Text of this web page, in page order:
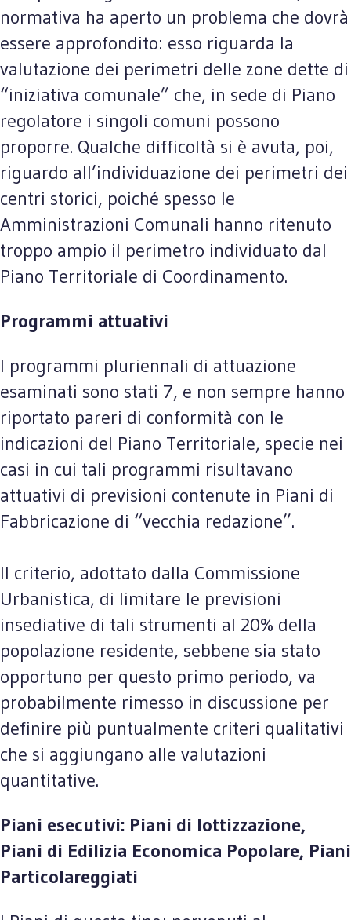
normativa ha aperto un problema che dovrà
essere approfondito: esso riguarda la
valutazione dei perimetri delle zone dette di
“iniziativa comunale” che, in sede di Piano
regolatore i singoli comuni possono
proporre. Qualche difficoltà si è avuta, poi,
riguardo all’individuazione dei perimetri dei
centri storici, poiché spesso le
Amministrazioni Comunali hanno ritenuto
troppo ampio il perimetro individuato dal
Piano Territoriale di Coordinamento.
Programmi attuativi
I programmi pluriennali di attuazione
esaminati sono stati 7, e non sempre hanno
riportato pareri di conformità con le
indicazioni del Piano Territoriale, specie nei
casi in cui tali programmi risultavano
attuativi di previsioni contenute in Piani di
Fabbricazione di “vecchia redazione”.
Il criterio, adottato dalla Commissione
Urbanistica, di limitare le previsioni
insediative di tali strumenti al 20% della
popolazione residente, sebbene sia stato
opportuno per questo primo periodo, va
probabilmente rimesso in discussione per
definire più puntualmente criteri qualitativi
che si aggiungano alle valutazioni
quantitative.
Piani esecutivi: Piani di lottizzazione,
Piani di Edilizia Economica Popolare, Piani
Particolareggiati